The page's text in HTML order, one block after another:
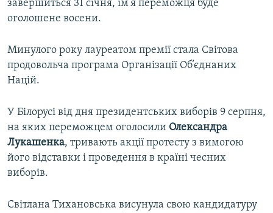
завершиться 31 січня, ім’я переможця буде
оголошене восени.
Минулого року лауреатом премії стала Світова
продовольча програма Організації Об’єднаних
Націй.
У Білорусі від дня президентських виборів 9 серпня,
на яких переможцем оголосили Олександра
Лукашенка, тривають акції протесту з вимогою
його відставки і проведення в країні чесних
виборів.
Світлана Тихановська висунула свою кандидатуру